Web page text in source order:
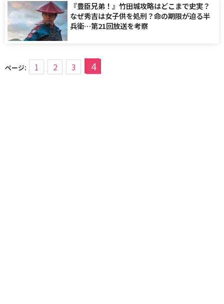
『豊臣兄弟！』竹田城攻略はどこまで史実？
なぜ秀吉は女子供を処刑？命の期限が迫る半
兵衛…第21回放送を考察
ページ: 1 2 3 4